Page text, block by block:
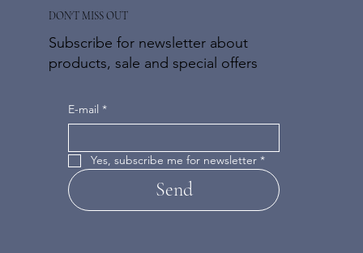
DON'T MISS OUT
Subscribe for newsletter about
products, sale and special offers
E-mail *
Yes, subscribe me for newsletter *
Send